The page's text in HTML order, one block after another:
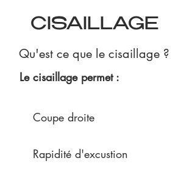
CISAILLAGE
Qu'est ce que le cisaillage ?
Le cisaillage permet :
Coupe droite
Rapidité d'excustion